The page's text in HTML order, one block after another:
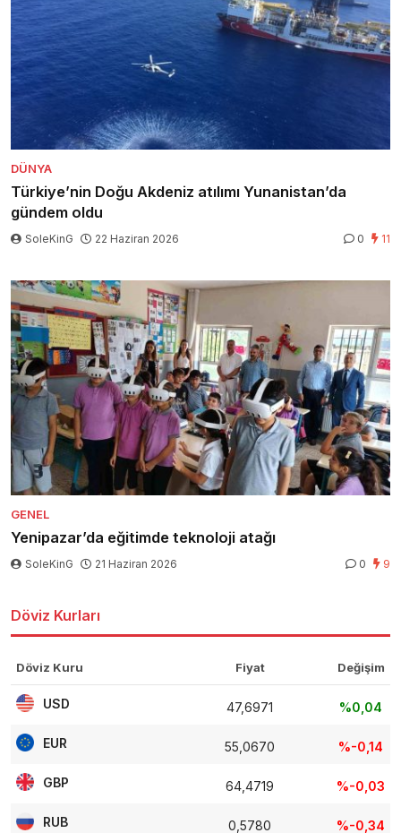
DÜNYA
Türkiye’nin Doğu Akdeniz atılımı Yunanistan’da
gündem oldu
SoleKinG 22 Haziran 2026 0 11
GENEL
Yenipazar’da eğitimde teknoloji atağı
SoleKinG 21 Haziran 2026 0 9
Döviz Kurları
Döviz Kuru Fiyat Değişim
USD 47,6971 %0,04
EUR 55,0670 %-0,14
GBP 64,4719 %-0,03
RUB 0,5780 %-0,34